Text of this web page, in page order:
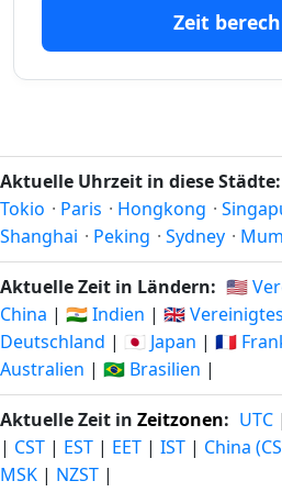
13.06.26
54 tage
54
55 tage
vor
55
56 tage
10.06.26
56
57 tage
vor
09.06.26
57
tage
58 tage
08.06.26
59 tage
vor
07.06.26
59
Zeit
Aktuelle Uhrzeit in diese Städte:
Tokio · Paris · Hongkong ·
Shanghai · Peking · Sydney ·
Aktuelle Zeit in Ländern: 🇺🇸
China | 🇮🇳 Indien | 🇬🇧
Deutschland | 🇯🇵 Japan | 🇫🇷
Australien | 🇧🇷 Brasilien |
Aktuelle Zeit in Zeitzonen: UTC |
| CST | EST | EET | IST | China
MSK | NZST |